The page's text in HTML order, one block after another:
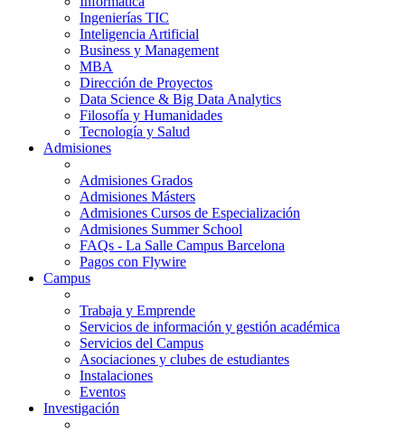
Ingenierías TIC
Inteligencia Artificial
Business y Management
MBA
Dirección de Proyectos
Data Science & Big Data Analytics
Filosofía y Humanidades
Tecnología y Salud
Admisiones
Admisiones Grados
Admisiones Másters
Admisiones Cursos de Especialización
Admisiones Summer School
FAQs - La Salle Campus Barcelona
Pagos con Flywire
Campus
Trabaja y Emprende
Servicios de información y gestión académica
Servicios del Campus
Asociaciones y clubes de estudiantes
Instalaciones
Eventos
Investigación